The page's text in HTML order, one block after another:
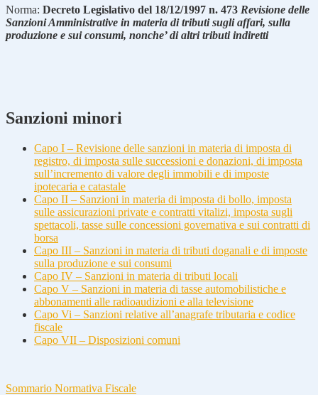
Norma: Decreto Legislativo del 18/12/1997 n. 473 Revisione delle
Sanzioni Amministrative in materia di tributi sugli affari, sulla
produzione e sui consumi, nonche’ di altri tributi indiretti
Sanzioni minori
Capo I – Revisione delle sanzioni in materia di imposta di
registro, di imposta sulle successioni e donazioni, di imposta
sull’incremento di valore degli immobili e di imposte
ipotecaria e catastale
Capo II – Sanzioni in materia di imposta di bollo, imposta
sulle assicurazioni private e contratti vitalizi, imposta sugli
spettacoli, tasse sulle concessioni governativa e sui contratti di
borsa
Capo III – Sanzioni in materia di tributi doganali e di imposte
sulla produzione e sui consumi
Capo IV – Sanzioni in materia di tributi locali
Capo V – Sanzioni in materia di tasse automobilistiche e
abbonamenti alle radioaudizioni e alla televisione
Capo Vi – Sanzioni relative all’anagrafe tributaria e codice
fiscale
Capo VII – Disposizioni comuni
Sommario Normativa Fiscale